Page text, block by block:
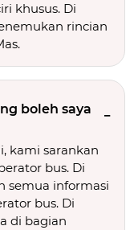
khusus. Di
rincian
boleh saya
kami sarankan
bus. Di
semua informasi
bus. Di
di bagian